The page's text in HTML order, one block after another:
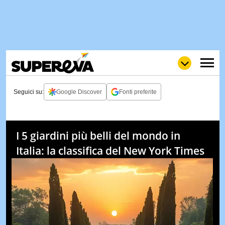
NEWS
VIDEO
& TV
QUIZ
Seguici su: Google Discover Fonti preferite
I 5 giardini più belli del mondo in
Italia: la classifica del New York Times